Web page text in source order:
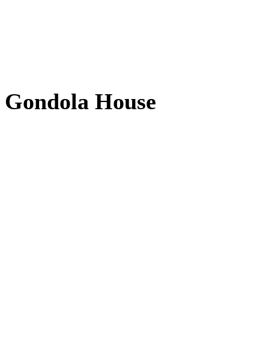
Gondola House